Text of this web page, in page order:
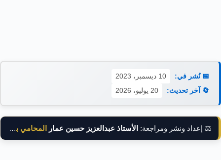
📅 نُشر في:
10 ديسمبر، 2023
🔄 آخر تحديث:
20 يوليو، 2026
⚖️ إعداد ونشر ومراجعة: الأستاذ عبدالعزيز حسين عمار المحامي بالنقض